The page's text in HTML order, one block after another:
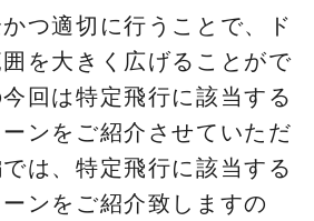
つ適切に行うことで、ド
を大きく広げることがで
回は特定飛行に該当する
ンをご紹介させていただ
は、特定飛行に該当する
ンをご紹介致しますの